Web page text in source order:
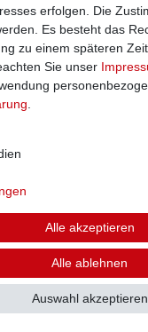
erfolgen. Die
Es besteht das
zu einem späteren
Sie unser
Alle akzeptieren
Alle ablehnen
Auswahl akzeptieren